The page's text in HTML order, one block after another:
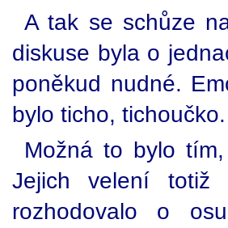
A tak se schůze
diskuse byla o
poněkud nudné.
bylo ticho, tichoučko.
Možná to bylo
Jejich velení totiž
rozhodovalo o